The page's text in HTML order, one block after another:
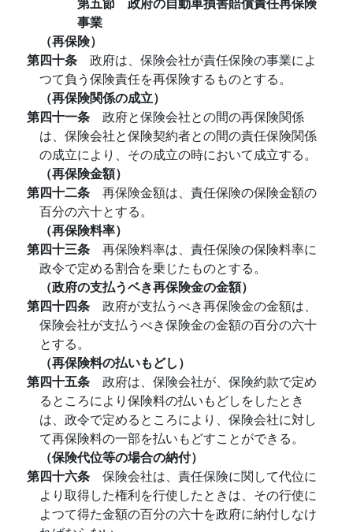
事業
（再保険）
第四十条 政府は、保険会社が責任保険の事業によ
つて負う保険責任を再保険するものとする。
（再保険関係の成立）
第四十一条 政府と保険会社との間の再保険関係
は、保険会社と保険契約者との間の責任保険関係
の成立により、その成立の時において成立する。
（再保険金額）
第四十二条 再保険金額は、責任保険の保険金額の
百分の六十とする。
（再保険料率）
第四十三条 再保険料率は、責任保険の保険料率に
政令で定める割合を乗じたものとする。
（政府の支払うベき再保険金の金額）
第四十四条 政府が支払うべき再保険金の金額は、
保険会社が支払うべき保険金の金額の百分の六十
とする。
（再保険料の払いもどし）
第四十五条 政府は、保険会社が、保険約款で定め
るところにより保険料の払いもどしをしたとき
は、政令で定めるところにより、保険会社に対し
て再保険料の一部を払いもどすことができる。
（保険代位等の場合の納付）
第四十六条 保険会社は、責任保険に関して代位に
より取得した権利を行使したときは、その行使に
よつて得た金額の百分の六十を政府に納付しなけ